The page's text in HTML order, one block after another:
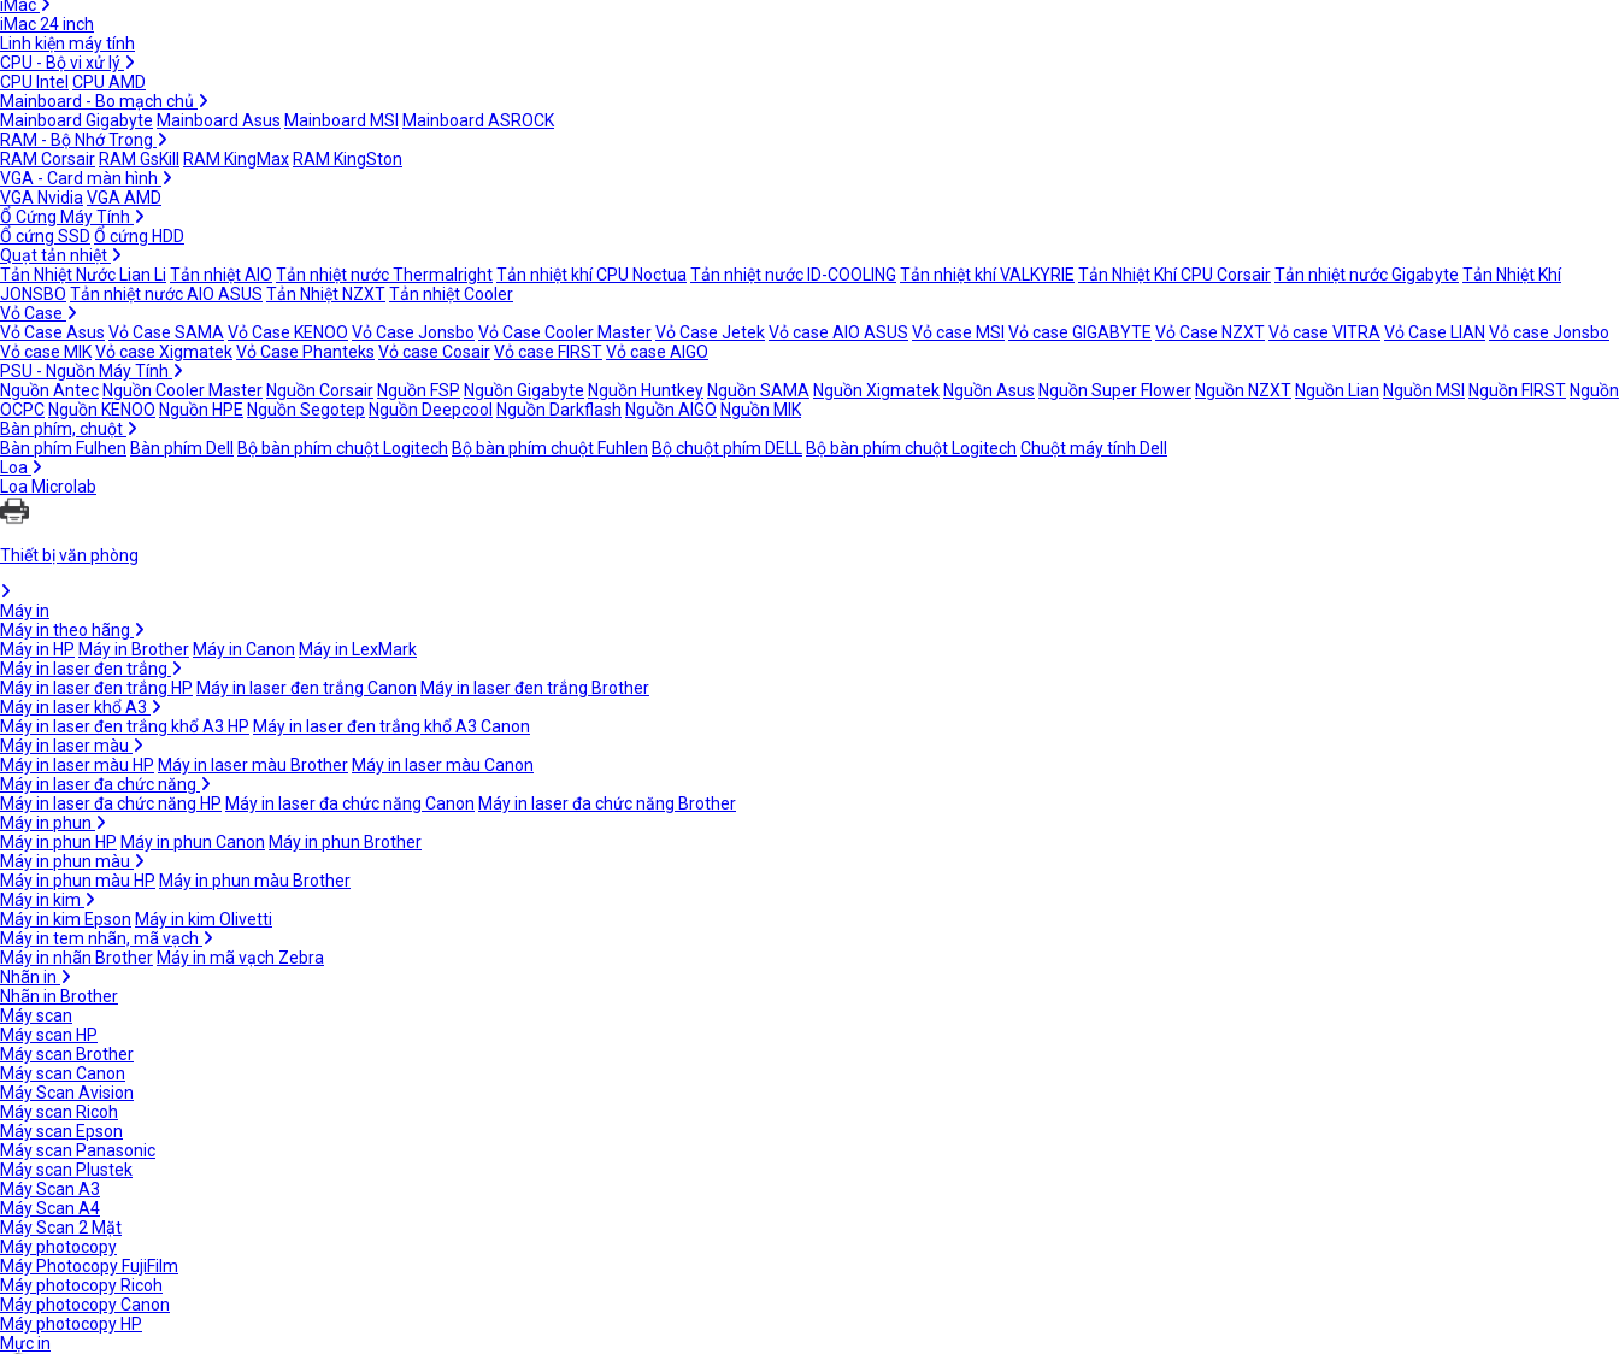
iMac
iMac 24 inch
Linh kiện máy tính
CPU - Bộ vi xử lý
CPU Intel CPU AMD
Mainboard - Bo mạch chủ
Mainboard Gigabyte Mainboard Asus Mainboard MSI Mainboard ASROCK
RAM - Bộ Nhớ Trong
RAM Corsair RAM GsKill RAM KingMax RAM KingSton
VGA - Card màn hình
VGA Nvidia VGA AMD
Ổ Cứng Máy Tính
Ổ cứng SSD Ổ cứng HDD
Quạt tản nhiệt
Tản Nhiệt Nước Lian Li Tản nhiệt AIO Tản nhiệt nước ThermalrightTản nhiệt khí CPU Noctua Tản nhiệt nước ID-COOLING Tản nhiệt khí VALKYRIE Tản Nhiệt Khí CPU CorsairTản nhiệt nước Gigabyte Tản Nhiệt Khí
JONSBO Tản nhiệt nước AIO ASUS Tản Nhiệt NZXTTản nhiệt Cooler
Vỏ Case
Vỏ Case Asus Vỏ Case SAMA Vỏ Case KENOO Vỏ Case Jonsbo Vỏ Case Cooler MasterVỏ Case JetekVỏ case AIO ASUS Vỏ case MSI Vỏ case GIGABYTE Vỏ Case NZXTVỏ case VITRA Vỏ Case LIAN Vỏ case Jonsbo
Vỏ case MIKVỏ case XigmatekVỏ Case Phanteks Vỏ case CosairVỏ case FIRSTVỏ case AIGO
PSU - Nguồn Máy Tính
Nguồn Antec Nguồn Cooler Master Nguồn Corsair Nguồn FSP Nguồn Gigabyte Nguồn Huntkey Nguồn SAMA Nguồn Xigmatek Nguồn Asus Nguồn Super Flower Nguồn NZXT Nguồn Lian Nguồn MSI Nguồn FIRST Nguồn
OCPC Nguồn KENOO Nguồn HPE Nguồn Segotep Nguồn Deepcool Nguồn Darkflash Nguồn AIGO Nguồn MIK
Bàn phím, chuột
Bàn phím Fulhen Bàn phím Dell Bộ bàn phím chuột Logitech Bộ bàn phím chuột Fuhlen Bộ chuột phím DELL Bộ bàn phím chuột Logitech Chuột máy tính Dell
Loa
Loa Microlab
Thiết bị văn phòng
Máy in
Máy in theo hãng
Máy in HP Máy in Brother Máy in Canon Máy in LexMark
Máy in laser đen trắng
Máy in laser đen trắng HP Máy in laser đen trắng Canon Máy in laser đen trắng Brother
Máy in laser khổ A3
Máy in laser đen trắng khổ A3 HP Máy in laser đen trắng khổ A3 Canon
Máy in laser màu
Máy in laser màu HP Máy in laser màu Brother Máy in laser màu Canon
Máy in laser đa chức năng
Máy in laser đa chức năng HP Máy in laser đa chức năng Canon Máy in laser đa chức năng Brother
Máy in phun
Máy in phun HP Máy in phun Canon Máy in phun Brother
Máy in phun màu
Máy in phun màu HP Máy in phun màu Brother
Máy in kim
Máy in kim Epson Máy in kim Olivetti
Máy in tem nhãn, mã vạch
Máy in nhãn Brother Máy in mã vạch Zebra
Nhãn in
Nhãn in Brother
Máy scan
Máy scan HP
Máy scan Brother
Máy scan Canon
Máy Scan Avision
Máy scan Ricoh
Máy scan Epson
Máy scan Panasonic
Máy scan Plustek
Máy Scan A3
Máy Scan A4
Máy Scan 2 Mặt
Máy photocopy
Máy Photocopy FujiFilm
Máy photocopy Ricoh
Máy photocopy Canon
Máy photocopy HP
Mực in